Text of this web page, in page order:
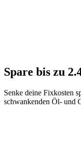
Spare bis zu
Senke deine Fixkosten
schwankenden Öl- und